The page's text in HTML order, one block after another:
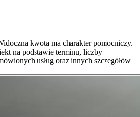
kwota ma charakter pomocniczy.
na podstawie terminu, liczby
usług oraz innych szczegółów